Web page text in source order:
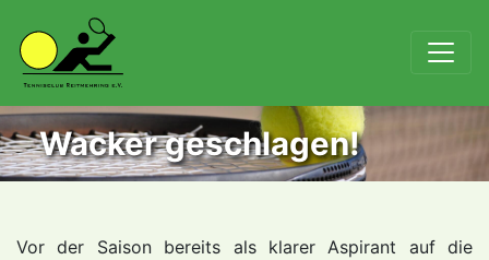
Wacker geschlagen!
Vor der Saison bereits als klarer Aspirant auf die